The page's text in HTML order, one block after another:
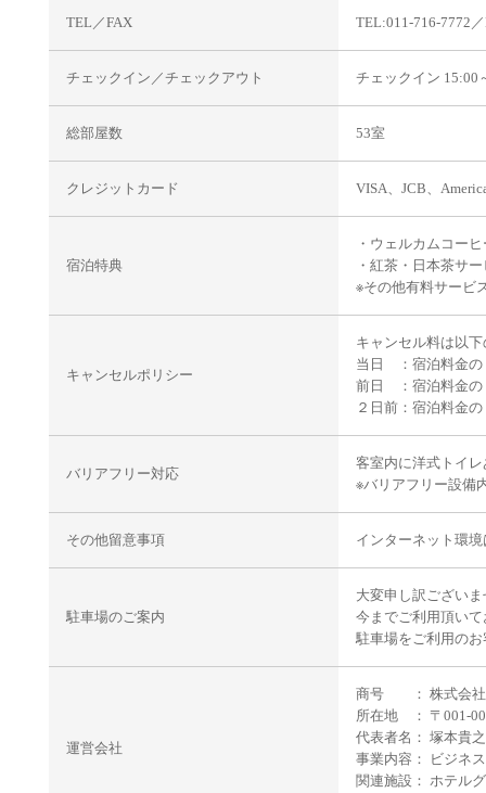
TEL／FAX TEL:011-716-7772
チェックイン／チェックアウト チェックイン 15:00
総部屋数 53室
クレジットカード VISA、JCB、
宿泊特典
・ウェルカムコー
・紅茶・日本茶サ
※その他有料サービ
キャンセルポリシー
キャンセル料は以
当日 ：宿泊料金の
前日 ：宿泊料金
２日前：宿泊料金
バリアフリー対応
客室内に洋式トイレ
※バリアフリー設備
その他留意事項 インターネット環
駐車場のご案内
大変申し訳ござい
今までご利用頂い
駐車場をご利用の
運営会社
商号 ： 株式会社
所在地 ： 〒001-
代表者名： 塚本貴之
事業内容： ビジネ
関連施設： ホテル